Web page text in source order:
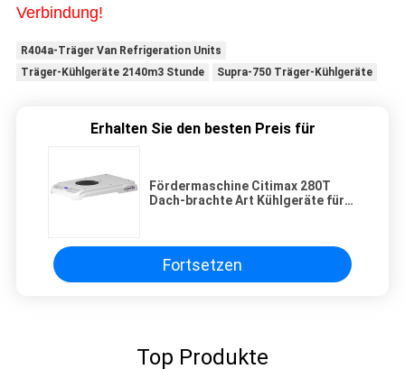
Verbindung!
R404a-Träger Van Refrigeration Units
Träger-Kühlgeräte 2140m3 Stunde
Supra-750 Träger-Kühlgeräte
Erhalten Sie den besten Preis für
Fördermaschine Citimax 280T
Dach-brachte Art Kühlgeräte für
Fortsetzen
Top Produkte